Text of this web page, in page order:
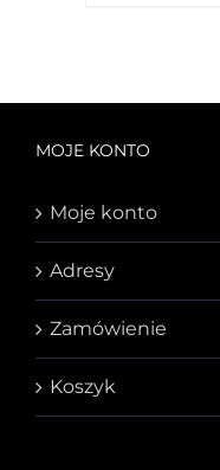
MOJE KONTO
Moje konto
Adresy
Zamówienie
Koszyk